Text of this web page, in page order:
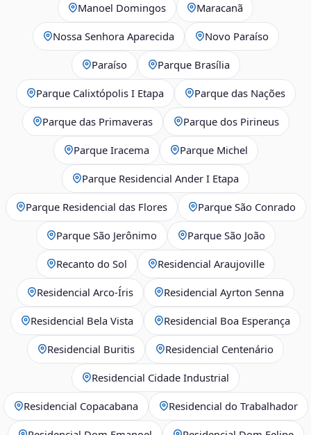
Manoel Domingos Maracanã
Nossa Senhora Aparecida Novo Paraíso
Paraíso Parque Brasília
Parque Calixtópolis I Etapa Parque das Nações
Parque das Primaveras Parque dos Pirineus
Parque Iracema Parque Michel
Parque Residencial Ander I Etapa
Parque Residencial das Flores Parque São Conrado
Parque São Jerônimo Parque São João
Recanto do Sol Residencial Araujoville
Residencial Arco‑Íris Residencial Ayrton Senna
Residencial Bela Vista Residencial Boa Esperança
Residencial Buritis Residencial Centenário
Residencial Cidade Industrial
Residencial Copacabana Residencial do Trabalhador